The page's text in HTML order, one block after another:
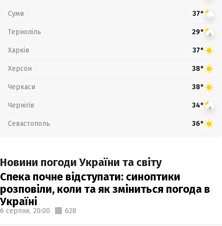
Суми 37°
Тернопіль 29°
Харків 37°
Херсон 38°
Черкаси 38°
Чернігів 34°
Севастополь 36°
Новини погоди України та світу
Спека почне відступати: синоптики
розповіли, коли та як зміниться погода в
Україні
6 серпня, 20:00 628